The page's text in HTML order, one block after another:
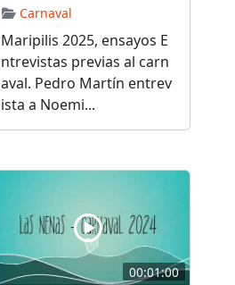
Carnaval
Maripilis 2025, ensayos E
ntrevistas previas al carn
aval. Pedro Martín entrev
ista a Noemi...
00:01:00